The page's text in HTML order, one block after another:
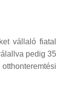
vállaló fiatal
pedig 35